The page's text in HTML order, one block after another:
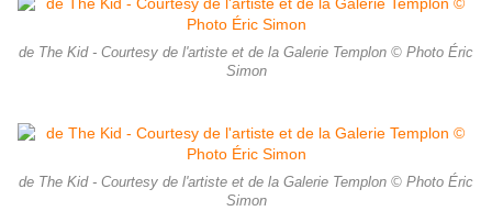
de The Kid - Courtesy de l'artiste et de la Galerie Templon © Photo Éric
Simon
de The Kid - Courtesy de l'artiste et de la Galerie Templon © Photo Éric
Simon